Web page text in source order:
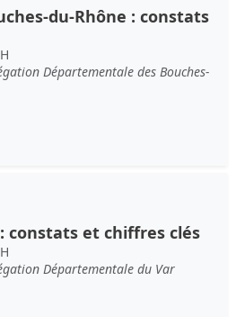
du-Rhône : constats
Départementale des Bouches-
constats et chiffres clés
Départementale du Var